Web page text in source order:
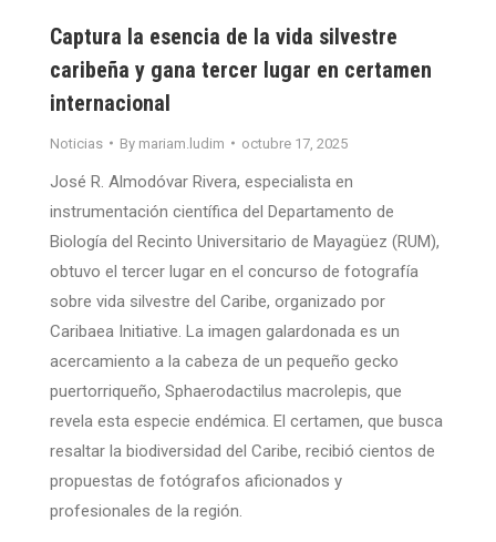
Captura la esencia de la vida silvestre
caribeña y gana tercer lugar en certamen
internacional
Noticias By mariam.ludim octubre 17, 2025
José R. Almodóvar Rivera, especialista en
instrumentación científica del Departamento de
Biología del Recinto Universitario de Mayagüez (RUM),
obtuvo el tercer lugar en el concurso de fotografía
sobre vida silvestre del Caribe, organizado por
Caribaea Initiative. La imagen galardonada es un
acercamiento a la cabeza de un pequeño gecko
puertorriqueño, Sphaerodactilus macrolepis, que
revela esta especie endémica. El certamen, que busca
resaltar la biodiversidad del Caribe, recibió cientos de
propuestas de fotógrafos aficionados y
profesionales de la región.